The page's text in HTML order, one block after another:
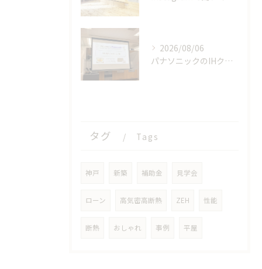
2026/08/06
パナソニックのIHクッキングヒーターの工場見学に参加しました！【後編】
タグ Tags
神戸 新築 補助金 見学会
ローン 高気密高断熱 ZEH 性能
断熱 おしゃれ 事例 平屋